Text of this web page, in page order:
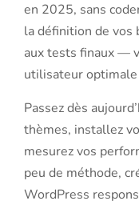
en 2025, sans
la définition de vos
aux tests finaux —
utilisateur
Passez dès
thèmes, installez
mesurez vos
peu de méthode,
WordPress